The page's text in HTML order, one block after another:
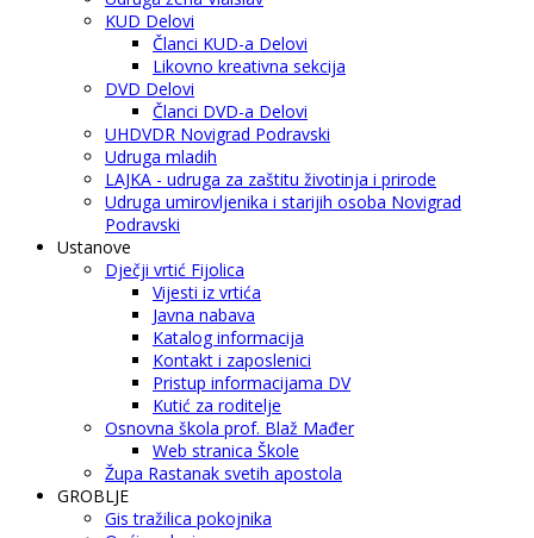
KUD Delovi
Članci KUD-a Delovi
Likovno kreativna sekcija
DVD Delovi
Članci DVD-a Delovi
UHDVDR Novigrad Podravski
Udruga mladih
LAJKA - udruga za zaštitu životinja i prirode
Udruga umirovljenika i starijih osoba Novigrad
Podravski
Ustanove
Dječji vrtić Fijolica
Vijesti iz vrtića
Javna nabava
Katalog informacija
Kontakt i zaposlenici
Pristup informacijama DV
Kutić za roditelje
Osnovna škola prof. Blaž Mađer
Web stranica Škole
Župa Rastanak svetih apostola
GROBLJE
Gis tražilica pokojnika